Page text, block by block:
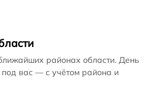
районах области. День
вас — с учётом района и